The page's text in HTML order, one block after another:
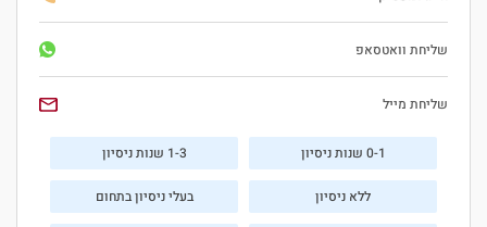
שליחת וואטסאפ
שליחת מייל
0-1 שנות ניסיון 1-3 שנות ניסיון
ללא ניסיון בעלי ניסיון בתחום